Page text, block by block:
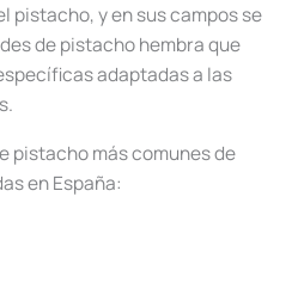
pistacho, y en sus campos se
de pistacho hembra que
adaptadas a las
pistacho más comunes de
en España: